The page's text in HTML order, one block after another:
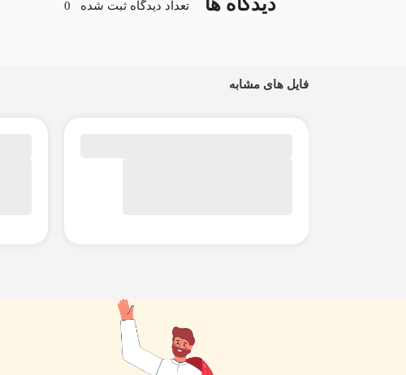
تعداد دیدگاه ثبت شده 0
فایل های مشابه